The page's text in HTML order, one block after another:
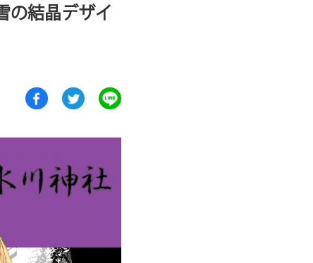
の結晶デザイ